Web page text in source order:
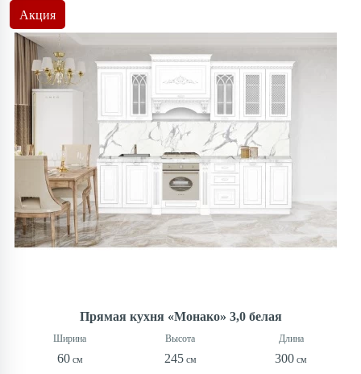
Акция
Прямая кухня «Монако» 3,0 белая
60 245 300